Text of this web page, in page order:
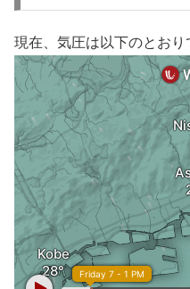
現在、気圧は以下のとおり